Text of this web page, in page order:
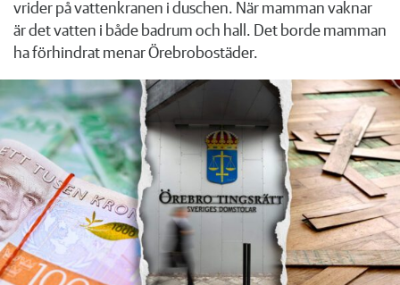
vrider på vattenkranen i duschen. När mamman vaknar
är det vatten i både badrum och hall. Det borde mamman
ha förhindrat menar Örebrobostäder.